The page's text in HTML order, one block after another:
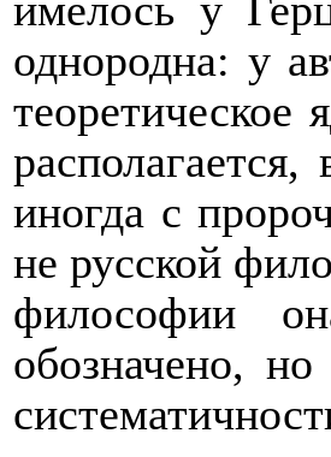
однородна: у
теоретическое
иногда с
не русской
философии
обозначено,